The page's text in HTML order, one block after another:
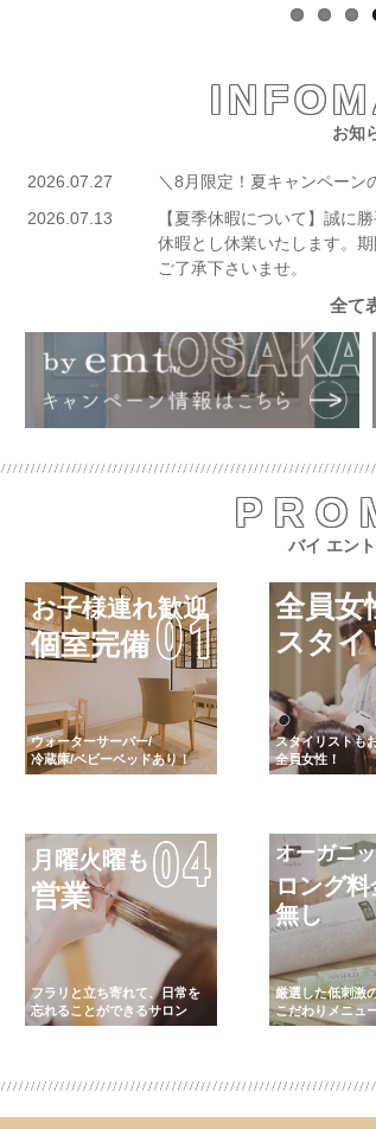
お知
2026.07.27
＼8月限定！夏キャンペーン
2026.07.13
【夏季休暇について】誠に
休暇とし休業いたします。
ご了承下さいませ。
全て
バイ エン
お子様連れ歓迎
個室完備
ウォーターサーバー/
冷蔵庫/ベビーベッドあり！
全員女
スタ
スタイリストも
全員女性！
月曜火曜も
営業
フラリと立ち寄れて、日常を
忘れることができるサロン
オーガニ
ロング料
無し
厳選した低刺激
こだわりメニュ